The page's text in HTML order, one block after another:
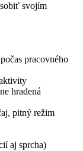
svojím
pracovného
hradená
pitný režim
aj sprcha)